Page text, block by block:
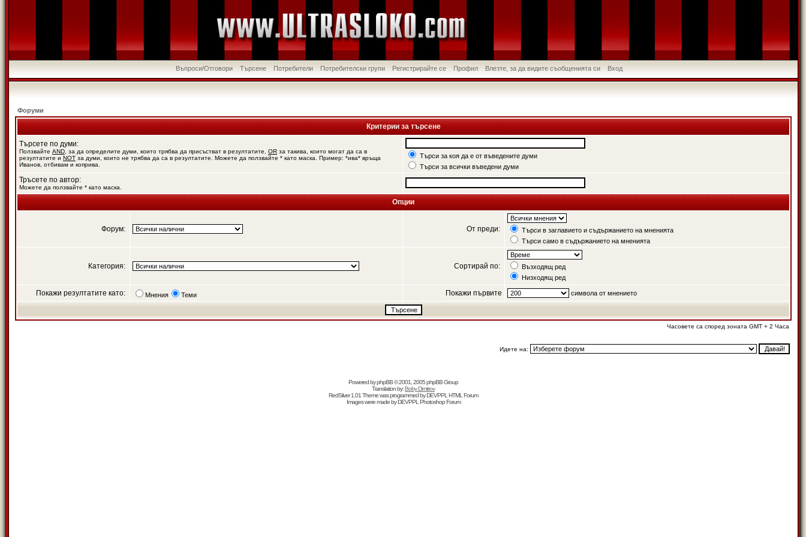
Въпроси/Отговори Търсене Потребители Потребителски групи Регистрирайте се Профил Влезте, за да видите съобщенията си Вход
Форуми
Критерии за търсене
Търсете по думи:
Ползвайте AND , за да определите думи, които трябва да присъстват в резултатите, OR за такива, които могат да са в
резултатите и NOT за думи, които не трябва да са в резултатите. Можете да ползвайте * като маска. Пример: *ива* връща
Иванов, отбивам и коприва.
Търси за коя да е от въведените думи
Търси за всички въведени думи
Тръсете по автор:
Можете да ползвайте * като маска.
Опции
Форум: От преди:
Търси в заглавието и съдържанието на мненията
Търси само в съдържанието на мненията
Категория: Сортирай по:
Възходящ ред
Низходящ ред
Покажи резултатите като: Мнения Теми Покажи първите символа от мнението
Часовете са според зоната GMT + 2 Часа
Идете на:
Powered byphpBB© 2001, 2005 phpBB Group
Translation by:Boby Dimitrov
RedSilver 1.01 Theme was programmed byDEVPPL HTML Forum
Images were made byDEVPPL Photoshop Forum